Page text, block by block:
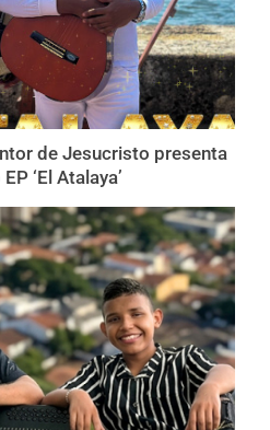
de Jesucristo presenta
‘El Atalaya’